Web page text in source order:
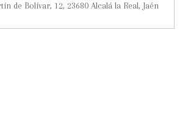
de Bolívar, 12, 23680 Alcalá la Real, Jaén